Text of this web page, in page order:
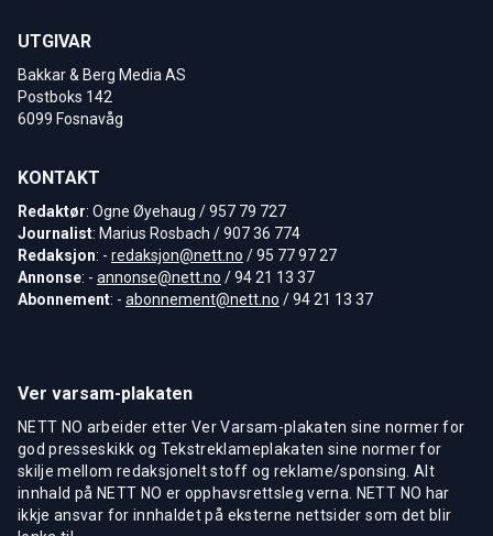
UTGIVAR
Bakkar & Berg Media AS
Postboks 142
6099 Fosnavåg
KONTAKT
Redaktør: Ogne Øyehaug / 957 79 727
Journalist: Marius Rosbach / 907 36 774
Redaksjon: - redaksjon@nett.no / 95 77 97 27
Annonse: - annonse@nett.no / 94 21 13 37
Abonnement: - abonnement@nett.no / 94 21 13 37
Ver varsam-plakaten
NETT NO arbeider etter Ver Varsam-plakaten sine normer for
god presseskikk og Tekstreklameplakaten sine normer for
skilje mellom redaksjonelt stoff og reklame/sponsing. Alt
innhald på NETT NO er opphavsrettsleg verna. NETT NO har
ikkje ansvar for innhaldet på eksterne nettsider som det blir